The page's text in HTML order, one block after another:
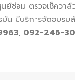
ย์ซ่อม ตรวจเช็ควา
มัน มีบริการจัดอบร
092-246-